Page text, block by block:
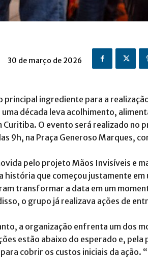
30 de março de 2026
principal ingrediente para a
uma década leva acolhimento,
Curitiba. O evento será realizado no
9h, na Praça Generoso Marques,
pelo projeto Mãos Invisíveis e
história que começou justamente em
transformar a data em um
o grupo já realizava ações de
a organização enfrenta um dos
estão abaixo do esperado e,
cobrir os custos iniciais da ação.